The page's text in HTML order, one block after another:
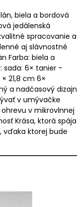
biela a bordová
jedálenská
spracovanie a
aj slávnostné
Farba: biela a
sada: 6× tanier -
21,8 cm 6×
a nadčasový dizajn
v umývačke
v mikrovlnnej
Krása, ktorá spája
vďaka ktorej bude